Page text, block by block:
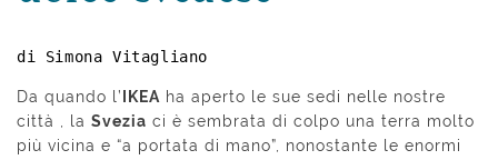
di Simona Vitagliano
Da quando l’ IKEA ha aperto le sue sedi nelle nostre
città , la Svezia ci è sembrata di colpo una terra molto
più vicina e “a portata di mano”, nonostante le enormi